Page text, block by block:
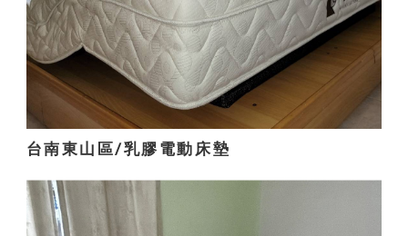
台南東山區/乳膠電動床墊